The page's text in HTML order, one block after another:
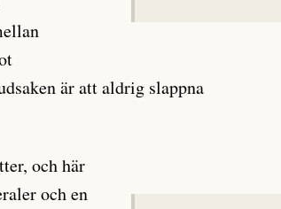
är att aldrig slappna
och här
och en